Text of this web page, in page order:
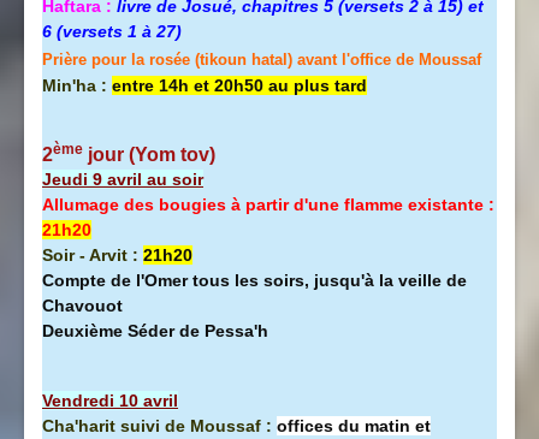
Haftara : livre de Josué, chapitres 5 (versets 2 à 15) et
6 (versets 1 à 27)
Prière pour la rosée (tikoun hatal) avant l'office de Moussaf
Min'ha : entre 14h et 20h50 au plus tard
2ème jour (Yom tov)
Jeudi 9 avril au soir
Allumage des bougies à partir d'une flamme existante :
21h20
Soir - Arvit : 21h20
Compte de l'Omer tous les soirs, jusqu'à la veille de
Chavouot
Deuxième Séder de Pessa'h
Vendredi 10 avril
Cha'harit suivi de Moussaf : offices du matin et